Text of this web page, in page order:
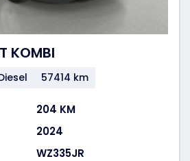
KOMBI
57414 km
204 KM
2024
WZ335JR